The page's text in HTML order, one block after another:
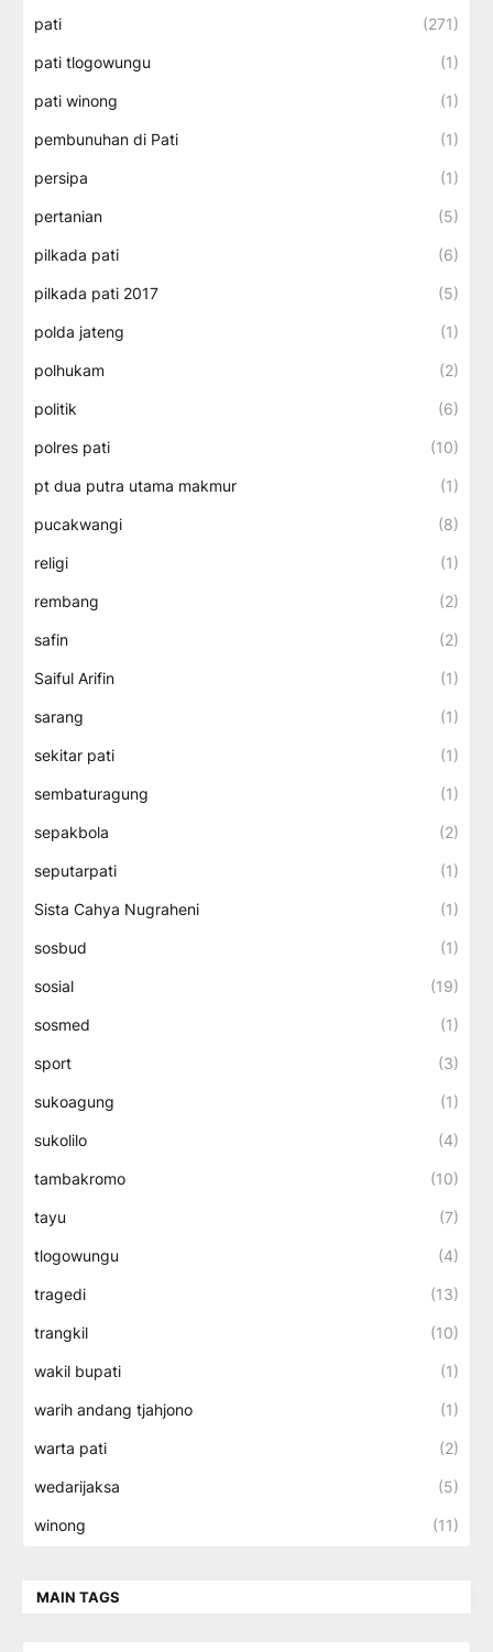
pati (271)
pati tlogowungu (1)
pati winong (1)
pembunuhan di Pati (1)
persipa (1)
pertanian (5)
pilkada pati (6)
pilkada pati 2017 (5)
polda jateng (1)
polhukam (2)
politik (6)
polres pati (10)
pt dua putra utama makmur (1)
pucakwangi (8)
religi (1)
rembang (2)
safin (2)
Saiful Arifin (1)
sarang (1)
sekitar pati (1)
sembaturagung (1)
sepakbola (2)
seputarpati (1)
Sista Cahya Nugraheni (1)
sosbud (1)
sosial (19)
sosmed (1)
sport (3)
sukoagung (1)
sukolilo (4)
tambakromo (10)
tayu (7)
tlogowungu (4)
tragedi (13)
trangkil (10)
wakil bupati (1)
warih andang tjahjono (1)
warta pati (2)
wedarijaksa (5)
winong (11)
MAIN TAGS